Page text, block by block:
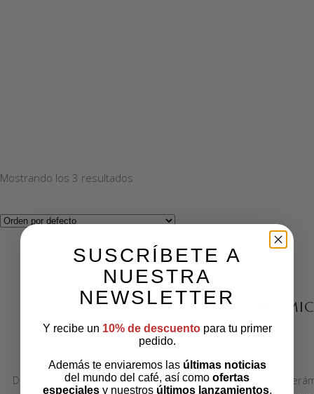
Mostrando los 3 resultados
TAZA DE
Disfruta de tus cafés favoritos con esta elegante taza de
SUSCRÍBETE A
NUESTRA
NEWSLETTER
Y recibe un 10% de descuentopara tu primer
pedido.
Además te enviaremos las últimas noticias
del mundo del café, así como ofertas
especialesy nuestros últimos lanzamientos.